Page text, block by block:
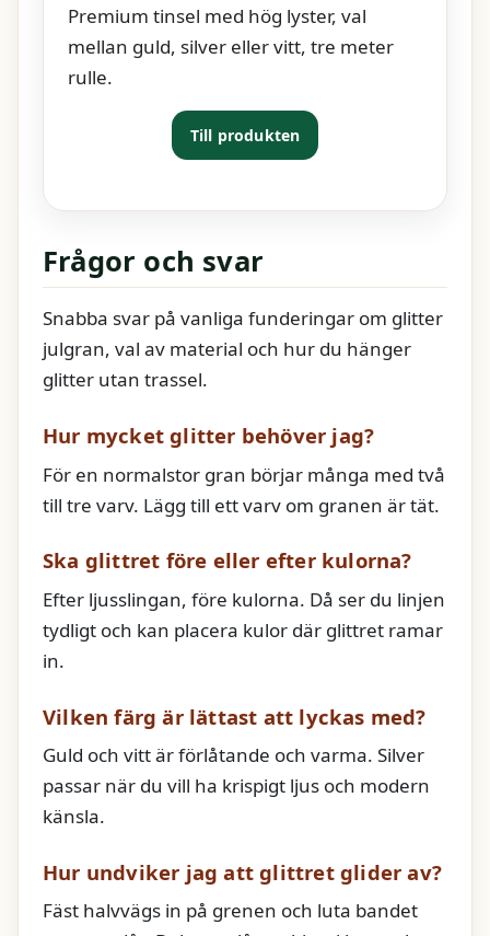
Premium tinsel med hög lyster, val
mellan guld, silver eller vitt, tre meter
rulle.
Till produkten
Frågor och svar
Snabba svar på vanliga funderingar om glitter
julgran, val av material och hur du hänger
glitter utan trassel.
Hur mycket glitter behöver jag?
För en normalstor gran börjar många med två
till tre varv. Lägg till ett varv om granen är tät.
Ska glittret före eller efter kulorna?
Efter ljusslingan, före kulorna. Då ser du linjen
tydligt och kan placera kulor där glittret ramar
in.
Vilken färg är lättast att lyckas med?
Guld och vitt är förlåtande och varma. Silver
passar när du vill ha krispigt ljus och modern
känsla.
Hur undviker jag att glittret glider av?
Fäst halvvägs in på grenen och luta bandet